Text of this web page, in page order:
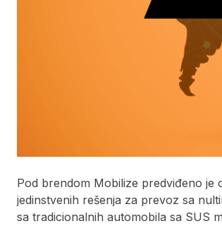
Pod brendom Mobilize predviđeno je
jedinstvenih rešenja za prevoz sa
sa tradicionalnih automobila sa SUS